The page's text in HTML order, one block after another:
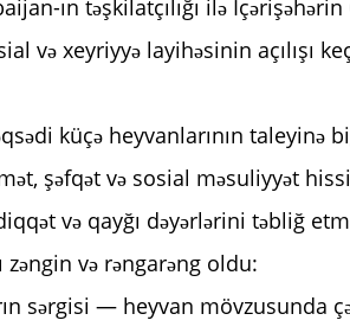
ın təşkilatçılığı ilə
və xeyriyyə layihəsinin açılışı
küçə heyvanlarının taleyinə
şəfqət və sosial məsuliyyət
və qayğı dəyərlərini təbliğ
və rəngarəng oldu:
sərgisi — heyvan mövzusunda